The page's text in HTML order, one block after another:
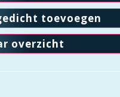
toevoegen
overzicht